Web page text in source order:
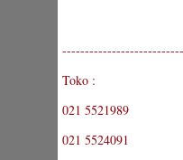
Toko :
021 5521989
021 5524091